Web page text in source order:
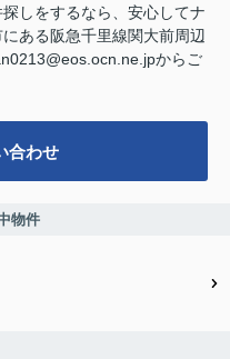
しをするなら、安心してナ
ある阪急千里線関大前周辺
からご
合わせ
物件